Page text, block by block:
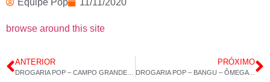
Equipe Pop 11/11/2020
browse around this site
ANTERIOR PRÓXIMO
DROGARIA POP – BANGU – ÔMEGA 3 AZ – 12/11/2020 – 14H:35M